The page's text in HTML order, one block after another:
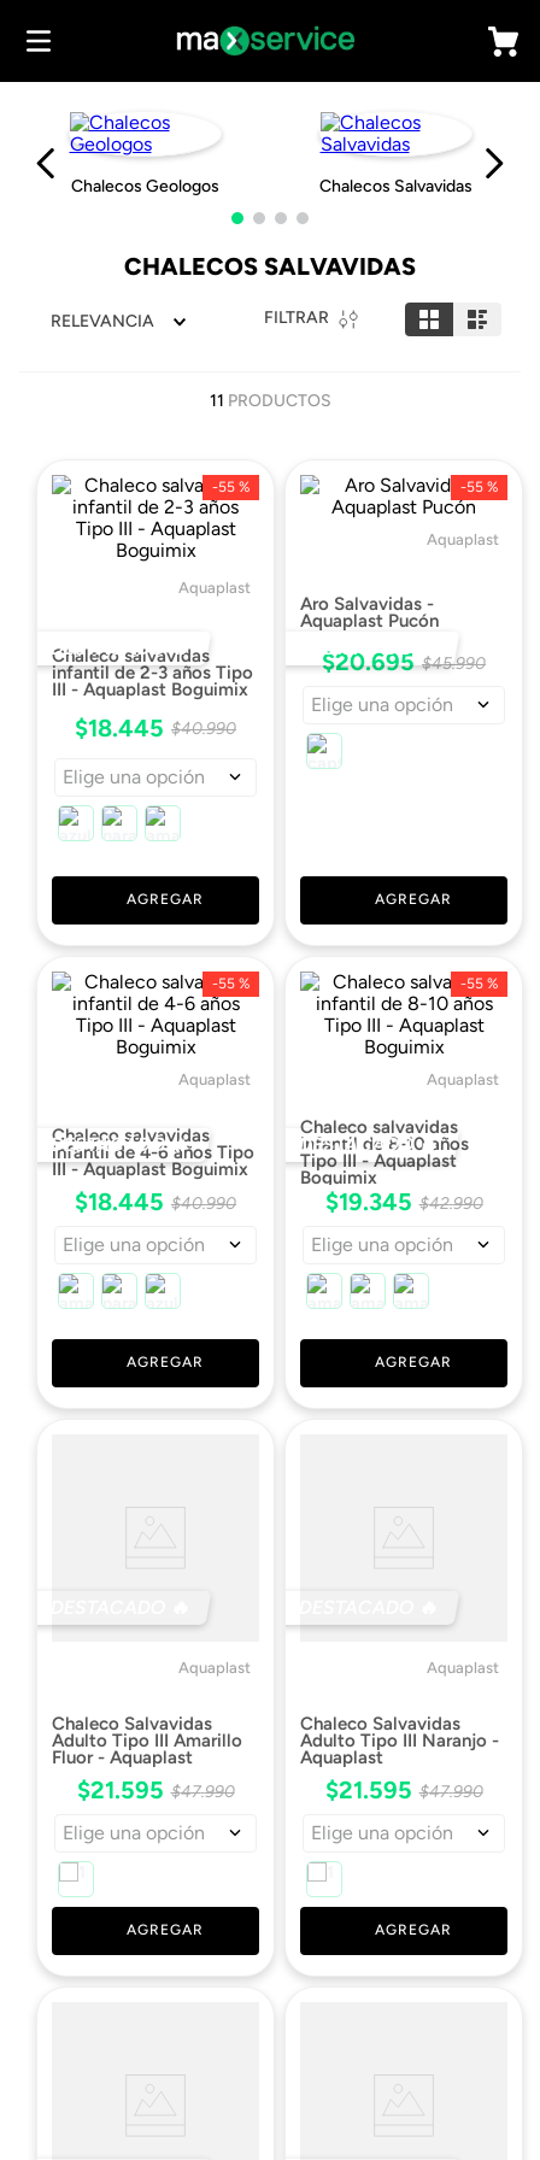
Chalecos Geologos Chalecos Salvavidas
CHALECOS SALVAVIDAS
RELEVANCIA FILTRAR
11 PRODUCTOS
-55 %
DESTACADO 🔥
Aquaplast
Chaleco salvavidas
infantil de 2-3 años Tipo
III - Aquaplast Boguimix
$18.445 $40.990
Elige una opción
AGREGAR
-55 %
DESTACADO 🔥
Aquaplast
Aro Salvavidas -
Aquaplast Pucón
$20.695 $45.990
Elige una opción
AGREGAR
-55 %
DESTACADO 🔥
Aquaplast
Chaleco salvavidas
infantil de 4-6 años Tipo
III - Aquaplast Boguimix
$18.445 $40.990
Elige una opción
AGREGAR
-55 %
DESTACADO 🔥
Aquaplast
Chaleco salvavidas
infantil de 8-10 años
Tipo III - Aquaplast
Boguimix
$19.345 $42.990
Elige una opción
AGREGAR
Aquaplast
Chaleco Salvavidas
Adulto Tipo III Amarillo
Fluor - Aquaplast
$21.595 $47.990
Elige una opción
AGREGAR
Aquaplast
Chaleco Salvavidas
Adulto Tipo III Naranjo -
Aquaplast
$21.595 $47.990
Elige una opción
AGREGAR